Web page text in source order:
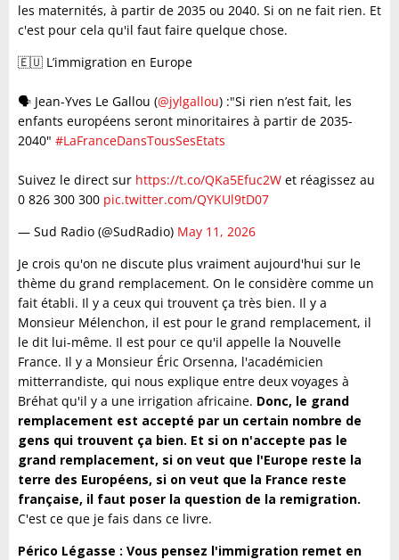
les maternités, à partir de 2035 ou 2040. Si on ne fait rien. Et
c'est pour cela qu'il faut faire quelque chose.
🇪🇺 L’immigration en Europe
🗣️ Jean-Yves Le Gallou (@jylgallou) :"Si rien n’est fait, les
enfants européens seront minoritaires à partir de 2035-
2040" #LaFranceDansTousSesEtats
Suivez le direct sur https://t.co/QKa5Efuc2W et réagissez au
0 826 300 300 pic.twitter.com/QYKUl9tD07
— Sud Radio (@SudRadio) May 11, 2026
Je crois qu'on ne discute plus vraiment aujourd'hui sur le
thème du grand remplacement. On le considère comme un
fait établi. Il y a ceux qui trouvent ça très bien. Il y a
Monsieur Mélenchon, il est pour le grand remplacement, il
le dit lui-même. Il est pour ce qu'il appelle la Nouvelle
France. Il y a Monsieur Éric Orsenna, l'académicien
mitterrandiste, qui nous explique entre deux voyages à
Bréhat qu'il y a une irrigation africaine. Donc, le grand
remplacement est accepté par un certain nombre de
gens qui trouvent ça bien. Et si on n'accepte pas le
grand remplacement, si on veut que l'Europe reste la
terre des Européens, si on veut que la France reste
française, il faut poser la question de la remigration.
C'est ce que je fais dans ce livre.
Périco Légasse : Vous pensez l'immigration remet en